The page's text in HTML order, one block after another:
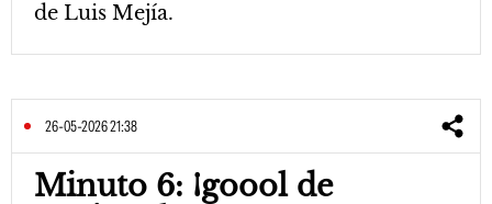
de Luis Mejía.
26-05-2026 21:38
Minuto 6: ¡goool de